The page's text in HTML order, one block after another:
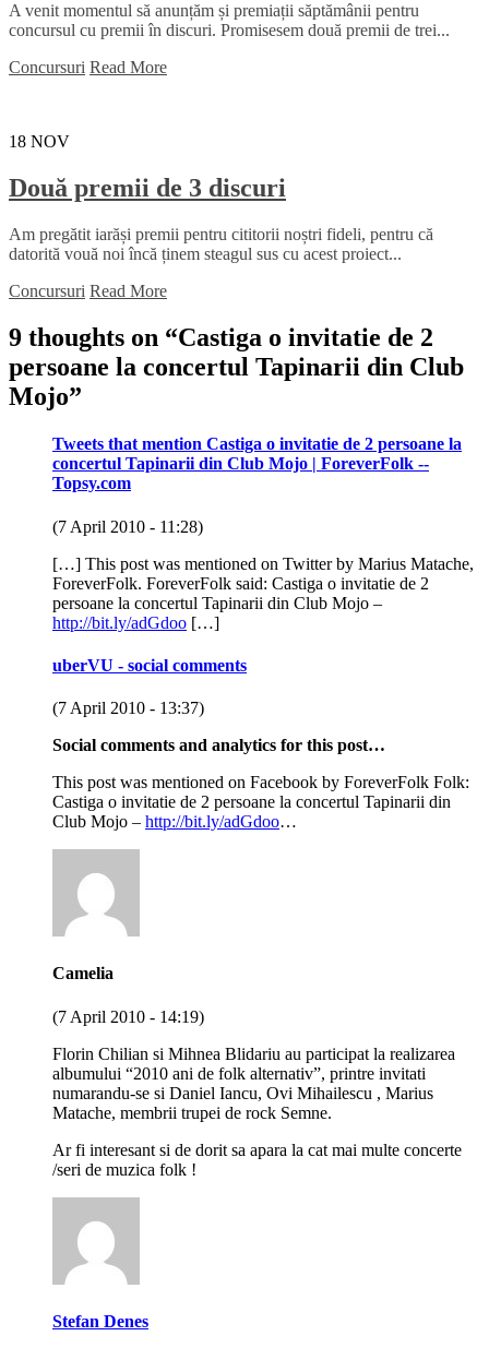
A venit momentul să anunțăm și premiații săptămânii pentru
concursul cu premii în discuri. Promisesem două premii de trei...
Concursuri Read More
18 NOV
Două premii de 3 discuri
Am pregătit iarăși premii pentru cititorii noștri fideli, pentru că
datorită vouă noi încă ținem steagul sus cu acest proiect...
Concursuri Read More
9 thoughts on “Castiga o invitatie de 2
persoane la concertul Tapinarii din Club
Mojo”
Tweets that mention Castiga o invitatie de 2 persoane la
concertul Tapinarii din Club Mojo | ForeverFolk --
Topsy.com
(7 April 2010 - 11:28)
[…] This post was mentioned on Twitter by Marius Matache,
ForeverFolk. ForeverFolk said: Castiga o invitatie de 2
persoane la concertul Tapinarii din Club Mojo –
http://bit.ly/adGdoo […]
uberVU - social comments
(7 April 2010 - 13:37)
Social comments and analytics for this post…
This post was mentioned on Facebook by ForeverFolk Folk:
Castiga o invitatie de 2 persoane la concertul Tapinarii din
Club Mojo – http://bit.ly/adGdoo…
Camelia
(7 April 2010 - 14:19)
Florin Chilian si Mihnea Blidariu au participat la realizarea
albumului “2010 ani de folk alternativ”, printre invitati
numarandu-se si Daniel Iancu, Ovi Mihailescu , Marius
Matache, membrii trupei de rock Semne.
Ar fi interesant si de dorit sa apara la cat mai multe concerte
/seri de muzica folk !
Stefan Denes